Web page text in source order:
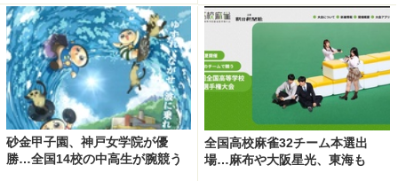
砂金甲子園、神戸女学院が優
勝…全国14校の中高生が腕競う
全国高校麻雀32チーム本選出
場…麻布や大阪星光、東海も